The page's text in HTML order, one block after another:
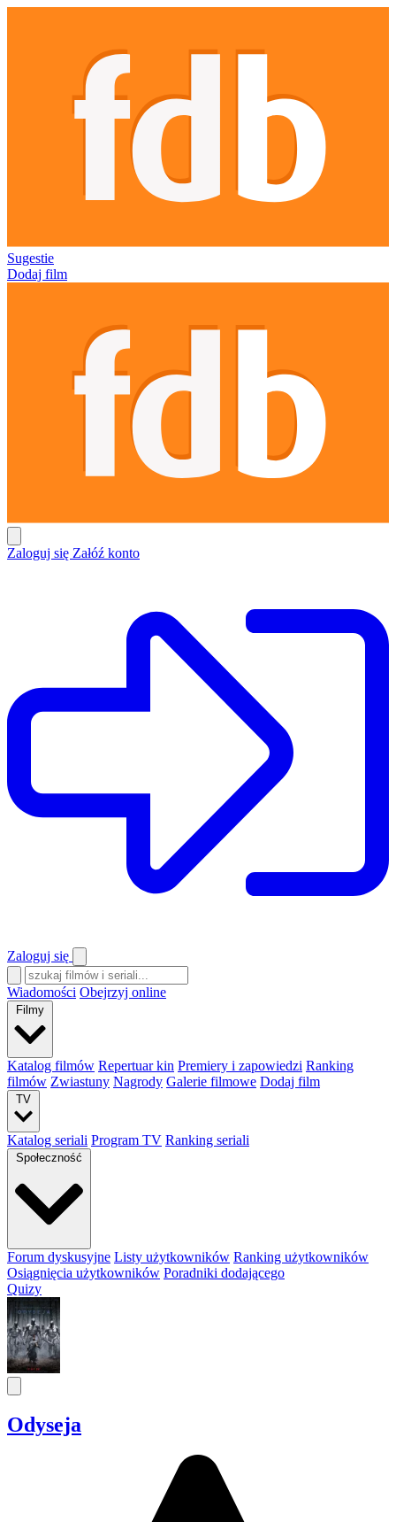
Sugestie
Dodaj film
Zaloguj się Załóź konto
Zaloguj się
Wiadomości Obejrzyj online
Filmy
Katalog filmów Repertuar kin Premiery i zapowiedzi Ranking
filmów Zwiastuny Nagrody Galerie filmowe Dodaj film
TV
Katalog seriali Program TV Ranking seriali
Społeczność
Forum dyskusyjne Listy użytkowników Ranking użytkowników
Osiągnięcia użytkowników Poradniki dodającego
Quizy
Odyseja